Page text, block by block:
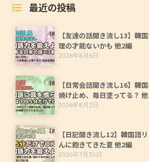
最近の投稿
【友達の話聞き流し13】韓
理の才能ないかも 他2編
2026年8月6日
【日常会話聞き流し16】韓
焼け止め、毎日塗ってる？
2026年8月2日
【日記聞き流し12】韓国語
んに飽きてきた夏 他2編
2026年7月30日